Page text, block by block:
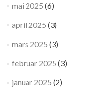
mai 2025 (6)
april 2025 (3)
mars 2025 (3)
februar 2025 (3)
januar 2025 (2)